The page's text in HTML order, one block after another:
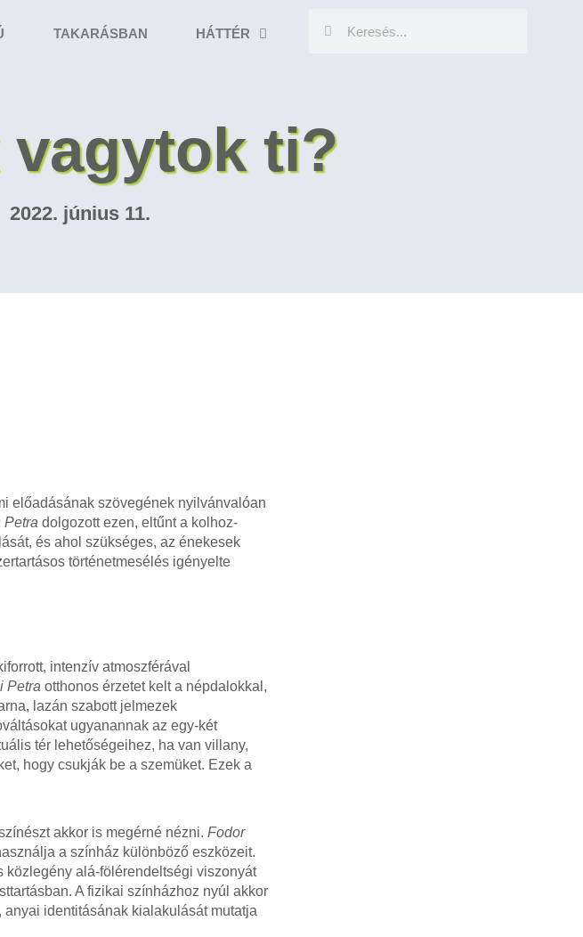
TAKARÁSBAN HÁTTÉR
vagytok ti?
2022. június 11.
előadásának szövegének nyilvánvalóan
Petra dolgozott ezen, eltűnt a kolhoz-
és ahol szükséges, az énekesek
történetmesélés igényelte
intenzív atmoszférával
Petra otthonos érzetet kelt a népdalokkal,
lazán szabott jelmezek
ugyanannak az egy-két
tér lehetőségeihez, ha van villany,
hogy csukják be a szemüket. Ezek a
akkor is megérné nézni. Fodor
a színház különböző eszközeit.
közlegény alá-fölérendeltségi viszonyát
A fizikai színházhoz nyúl akkor
identitásának kialakulását mutatja